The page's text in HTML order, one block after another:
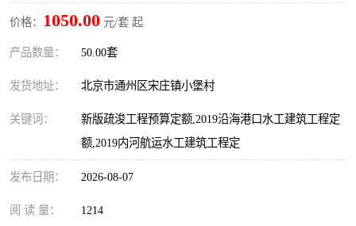
价格： 1050.00 元/套 起
产品数量： 50.00套
发货地址： 北京市通州区宋庄镇小堡村
关键词：
新版疏浚工程预算定额,2019沿海港口水工建筑工程定
额,2019内河航运水工建筑工程定
发布日期： 2026-08-07
阅 读 量： 1214
信息通信建设工程预算定
额
火力发电机组检修定额
湖北建设工程消耗量定额
煤炭建设工程预算定额 钢铁检修工程预算定额
黄金矿山工程预算定额 冶金工业矿山建设工程预
算定额2
冶金工业建设工程预算定
额
人防工程预算定额
电子工程概预算定额